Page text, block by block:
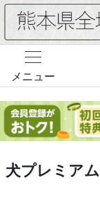
メニュー
犬プレミア